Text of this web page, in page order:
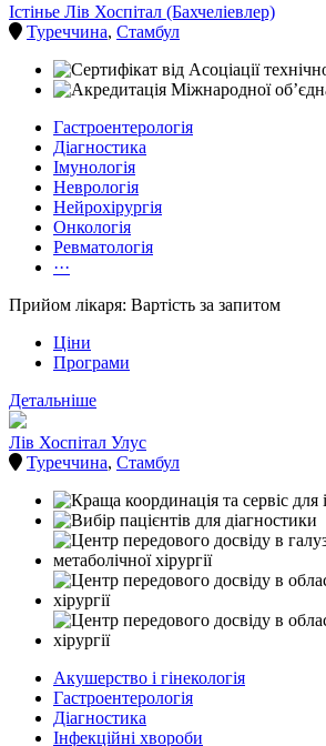
Істінье Лів Хоспітал (Бахчеліевлер)
Туреччина, Стамбул
Гастроентерологія
Діагностика
Імунологія
Неврологія
Нейрохірургія
Онкологія
Ревматологія
···
Прийом лікаря: Вартість за запитом
Ціни
Програми
Детальніше
Лів Хоспітал Улус
Туреччина, Стамбул
Акушерство і гінекологія
Гастроентерологія
Діагностика
Інфекційні хвороби